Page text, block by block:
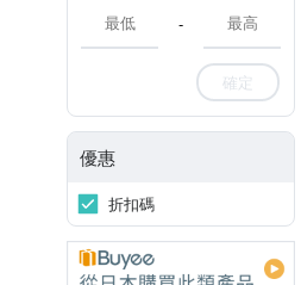
-
確定
優惠
折扣碼